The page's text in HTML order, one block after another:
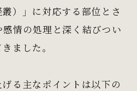
）」に対応する部位とさ
情の処理と深く結びつい
ました。
る主なポイントは以下の